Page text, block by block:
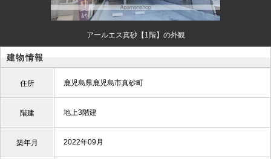
アールエス真砂【1階】の外観
建物情報
住所 鹿児島県鹿児島市真砂町
階建 地上3階建
築年月 2022年09月